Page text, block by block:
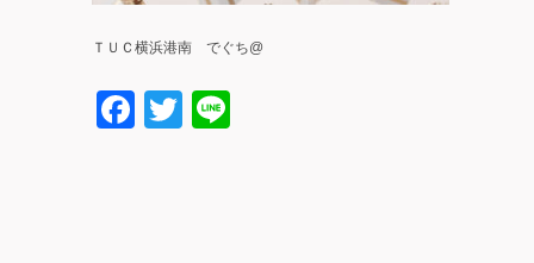
ＴＵＣ横浜港南 でぐち@
Facebook
Twitter